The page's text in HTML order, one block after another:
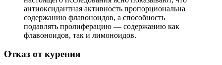
антиоксидантная активность пропорциональна
содержанию флавоноидов, а способность
подавлять пролиферацию — содержанию как
флавоноидов, так и лимоноидов.
Отказ от курения